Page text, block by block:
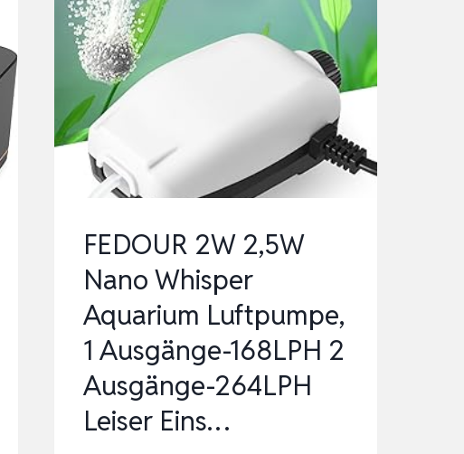
FEDOUR 2W 2,5W
Nano Whisper
Aquarium Luftpumpe,
1 Ausgänge-168LPH 2
Ausgänge-264LPH
Leiser Eins…